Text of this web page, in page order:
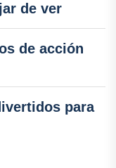
de ver
de acción
para